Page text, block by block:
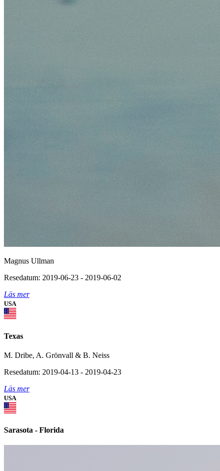
Magnus Ullman
Resedatum: 2019-06-23 - 2019-06-02
Läs mer
USA
Texas
M. Dribe, A. Grönvall & B. Neiss
Resedatum: 2019-04-13 - 2019-04-23
Läs mer
USA
Sarasota - Florida